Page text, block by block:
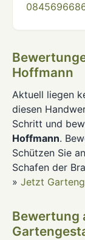
Hoffmann
Aktuell liegen
diesen
Schritt und
Hoffmann.
Schützen Sie
Schafen der
» Jetzt
Bewertung